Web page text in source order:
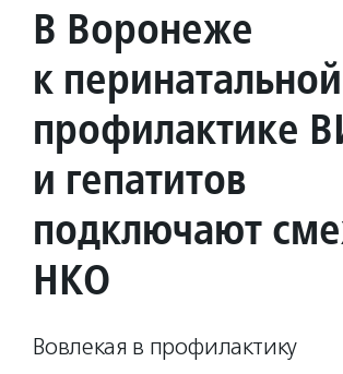
В Воронеже
к перинатальной
профилактике
и гепатитов
подключают
НКО
Вовлекая в профилактику